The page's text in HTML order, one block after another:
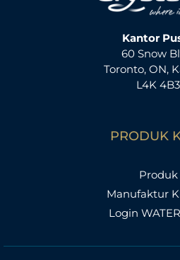
Kantor
60 Snow
Toronto, ON,
L4K 4B3
PRODUK
Produk
Manufaktur
Login